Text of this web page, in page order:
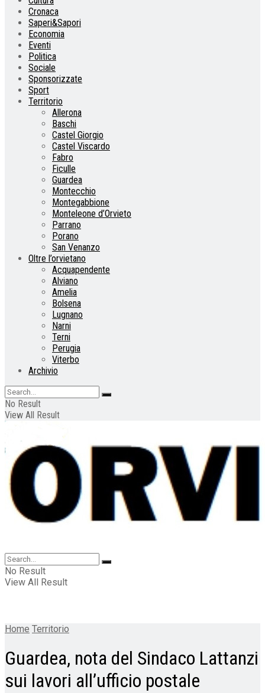
Cronaca
Saperi&Sapori
Economia
Eventi
Politica
Sociale
Sponsorizzate
Sport
Territorio
Allerona
Baschi
Castel Giorgio
Castel Viscardo
Fabro
Ficulle
Guardea
Montecchio
Montegabbione
Monteleone d’Orvieto
Parrano
Porano
San Venanzo
Oltre l’orvietano
Acquapendente
Alviano
Amelia
Bolsena
Lugnano
Narni
Terni
Perugia
Viterbo
Archivio
No Result
View All Result
No Result
View All Result
Home Territorio
Guardea, nota del Sindaco Lattanzi
sui lavori all’ufficio postale